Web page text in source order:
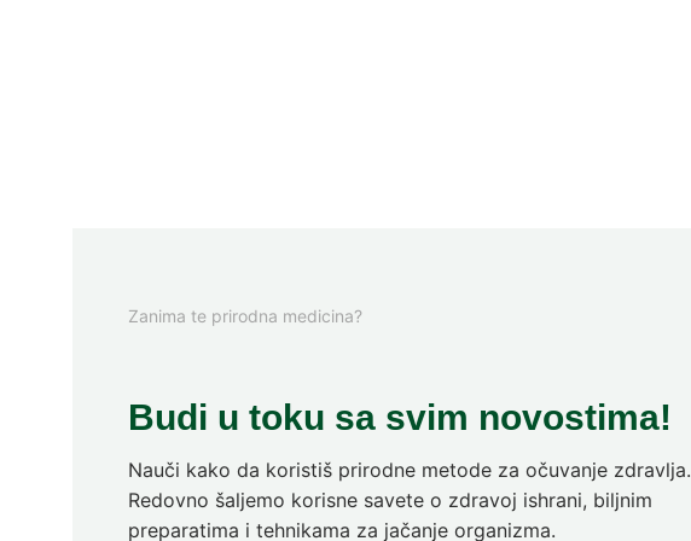
Zanima te prirodna medicina?
Budi u toku sa svim novostima!
Nauči kako da koristiš prirodne metode za očuvanje zdravlja.
Redovno šaljemo korisne savete o zdravoj ishrani, biljnim
preparatima i tehnikama za jačanje organizma.